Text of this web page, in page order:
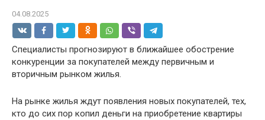
04.08.2025
Специалисты прогнозируют в ближайшее обострение
конкуренции за покупателей между первичным и
вторичным рынком жилья.
На рынке жилья ждут появления новых покупателей, тех,
кто до сих пор копил деньги на приобретение квартиры